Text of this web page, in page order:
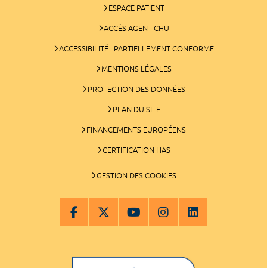
ESPACE PATIENT
ACCÈS AGENT CHU
ACCESSIBILITÉ : PARTIELLEMENT CONFORME
MENTIONS LÉGALES
PROTECTION DES DONNÉES
PLAN DU SITE
FINANCEMENTS EUROPÉENS
CERTIFICATION HAS
GESTION DES COOKIES